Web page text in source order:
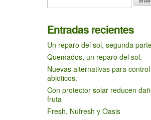
Entradas recientes
Un reparo del sol, segunda
Quemados, un reparo del sol.
Nuevas alternativas para
abioticos.
Con protector solar reducen
fruta
Fresh, Nufresh y Oasis